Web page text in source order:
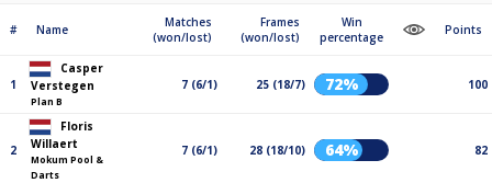
# Name
Matches
(won/lost)
Frames
(won/lost)
Win
percentage
Points
1
Casper
Verstegen
Plan B
7 (6/1) 25 (18/7) 72% 100
2
Floris
Willaert
Mokum Pool &
Darts
7 (6/1) 28 (18/10) 64% 82